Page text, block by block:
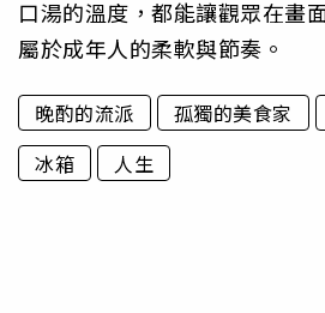
口湯的溫度，都能讓觀眾在畫
屬於成年人的柔軟與節奏。
晚酌的流派 孤獨的美食家
冰箱
人生